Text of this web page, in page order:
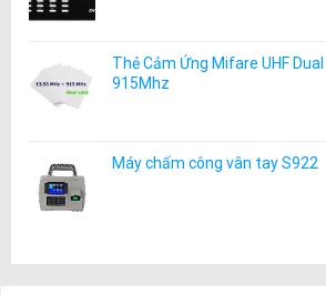
Thẻ Cảm Ứng Mifare UHF
915Mhz
Máy chấm công vân tay S922